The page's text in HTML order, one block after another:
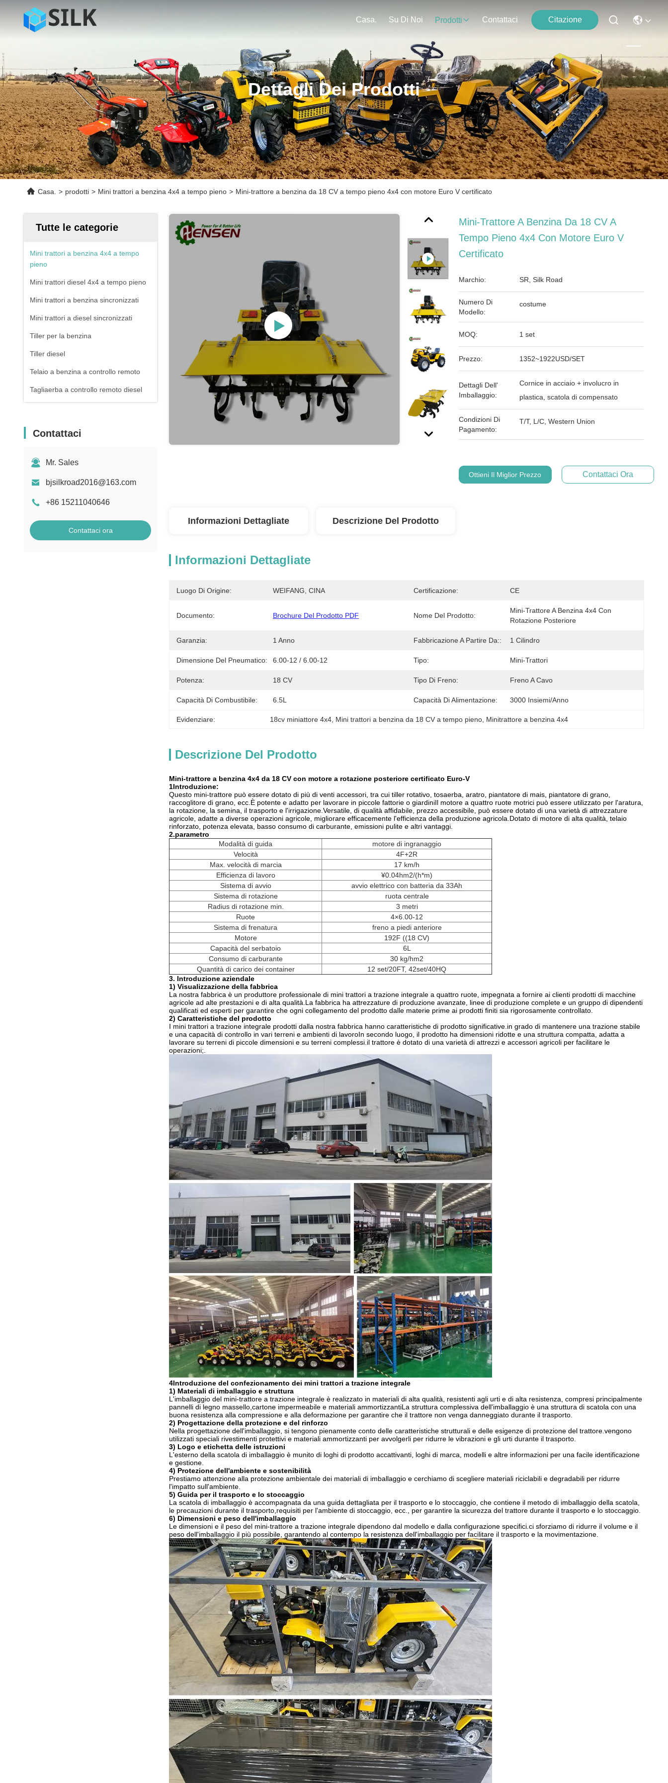
Casa. Su Di Noi Prodotti Contattaci Citazione
Dettagli Dei Prodotti
Casa. > prodotti > Mini trattori a benzina 4x4 a tempo pieno > Mini-trattore a benzina da 18 CV a tempo pieno 4x4 con motore Euro V certificato
Tutte le categorie
Mini trattori a benzina 4x4 a tempo
pieno
Mini trattori diesel 4x4 a tempo pieno
Mini trattori a benzina sincronizzati
Mini trattori a diesel sincronizzati
Tiller per la benzina
Tiller diesel
Telaio a benzina a controllo remoto
Tagliaerba a controllo remoto diesel
Contattaci
Mr. Sales
bjsilkroad2016@163.com
+86 15211040646
Contattaci ora
Mini-Trattore A Benzina Da 18 CV A
Tempo Pieno 4x4 Con Motore Euro V
Certificato
Marchio: SR, Silk Road
Numero Di
Modello:
costume
MOQ: 1 set
Prezzo: 1352~1922USD/SET
Dettagli Dell'
Imballaggio:
Cornice in acciaio + involucro in
plastica, scatola di compensato
Condizioni Di
Pagamento:
T/T, L/C, Western Union
Ottieni Il Miglior Prezzo Contattaci Ora
Informazioni Dettagliate Descrizione Del Prodotto
Informazioni Dettagliate
Luogo Di Origine: WEIFANG, CINA Certificazione: CE
Documento: Brochure Del Prodotto PDF Nome Del Prodotto:
Mini-Trattore A Benzina 4x4 Con
Rotazione Posteriore
Garanzia: 1 Anno Fabbricazione A Partire Da:: 1 Cilindro
Dimensione Del Pneumatico: 6.00-12 / 6.00-12 Tipo: Mini-Trattori
Potenza: 18 CV Tipo Di Freno: Freno A Cavo
Capacità Di Combustibile: 6.5L Capacità Di Alimentazione: 3000 Insiemi/anno
Evidenziare: 18cv miniattore 4x4 Mini trattori a benzina da 18 CV a tempo pieno Minitrattore a benzina 4x4
Descrizione Del Prodotto
Mini-trattore a benzina 4x4 da 18 CV con motore a rotazione posteriore certificato Euro-V
1Introduzione:
Questo mini-trattore può essere dotato di più di venti accessori, tra cui tiller rotativo, tosaerba, aratro, piantatore di mais, piantatore di grano,
raccoglitore di grano, ecc.È potente e adatto per lavorare in piccole fattorie o giardiniIl motore a quattro ruote motrici può essere utilizzato per l'aratura,
la rotazione, la semina, il trasporto e l'irrigazione.Versatile, di qualità affidabile, prezzo accessibile, può essere dotato di una varietà di attrezzature
agricole, adatte a diverse operazioni agricole, migliorare efficacemente l'efficienza della produzione agricola.Dotato di motore di alta qualità, telaio
rinforzato, potenza elevata, basso consumo di carburante, emissioni pulite e altri vantaggi.
2.parametro
Modalità di guida
motore di ingranaggio
Velocità
4F+2R
Max. velocità di marcia
17 km/h
Efficienza di lavoro
¥0.04hm2/(h*m)
Sistema di avvio
avvio elettrico con batteria da 33Ah
Sistema di rotazione
ruota centrale
Radius di rotazione min.
3 metri
Ruote
4×6.00-12
Sistema di frenatura
freno a piedi anteriore
Motore
192F ((18 CV)
Capacità del serbatoio
6L
Consumo di carburante
30 kg/hm2
Quantità di carico dei container
12 set/20FT, 42set/40HQ
3. Introduzione aziendale
1) Visualizzazione della fabbrica
La nostra fabbrica è un produttore professionale di mini trattori a trazione integrale a quattro ruote, impegnata a fornire ai clienti prodotti di macchine
agricole ad alte prestazioni e di alta qualità.La fabbrica ha attrezzature di produzione avanzate, linee di produzione complete e un gruppo di dipendenti
qualificati ed esperti per garantire che ogni collegamento del prodotto dalle materie prime ai prodotti finiti sia rigorosamente controllato.
2) Caratteristiche del prodotto
I mini trattori a trazione integrale prodotti dalla nostra fabbrica hanno caratteristiche di prodotto significative.in grado di mantenere una trazione stabile
e una capacità di controllo in vari terreni e ambienti di lavoroIn secondo luogo, il prodotto ha dimensioni ridotte e una struttura compatta, adatta a
lavorare su terreni di piccole dimensioni e su terreni complessi.il trattore è dotato di una varietà di attrezzi e accessori agricoli per facilitare le
operazioni;.
4Introduzione del confezionamento dei mini trattori a trazione integrale
1) Materiali di imballaggio e struttura
L'imballaggio del mini-trattore a trazione integrale è realizzato in materiali di alta qualità, resistenti agli urti e di alta resistenza, compresi principalmente
pannelli di legno massello,cartone impermeabile e materiali ammortizzantiLa struttura complessiva dell'imballaggio è una struttura di scatola con una
buona resistenza alla compressione e alla deformazione per garantire che il trattore non venga danneggiato durante il trasporto.
2) Progettazione della protezione e del rinforzo
Nella progettazione dell'imballaggio, si tengono pienamente conto delle caratteristiche strutturali e delle esigenze di protezione del trattore.vengono
utilizzati speciali rivestimenti protettivi e materiali ammortizzanti per avvolgerli per ridurre le vibrazioni e gli urti durante il trasporto.
3) Logo e etichetta delle istruzioni
L'esterno della scatola di imballaggio è munito di loghi di prodotto accattivanti, loghi di marca, modelli e altre informazioni per una facile identificazione
e gestione.
4) Protezione dell'ambiente e sostenibilità
Prestiamo attenzione alla protezione ambientale dei materiali di imballaggio e cerchiamo di scegliere materiali riciclabili e degradabili per ridurre
l'impatto sull'ambiente.
5) Guida per il trasporto e lo stoccaggio
La scatola di imballaggio è accompagnata da una guida dettagliata per il trasporto e lo stoccaggio, che contiene il metodo di imballaggio della scatola,
le precauzioni durante il trasporto,requisiti per l'ambiente di stoccaggio, ecc., per garantire la sicurezza del trattore durante il trasporto e lo stoccaggio.
6) Dimensioni e peso dell'imballaggio
Le dimensioni e il peso del mini-trattore a trazione integrale dipendono dal modello e dalla configurazione specifici.ci sforziamo di ridurre il volume e il
peso dell'imballaggio il più possibile, garantendo al contempo la resistenza dell'imballaggio per facilitare il trasporto e la movimentazione.